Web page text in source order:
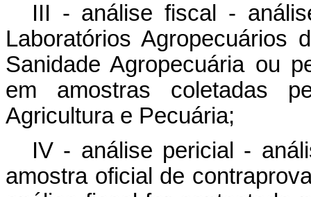
III - análise fiscal -
Laboratórios Agropecuários
Sanidade Agropecuária ou
em amostras coletadas
Agricultura e Pecuária;
IV - análise pericial -
amostra oficial de